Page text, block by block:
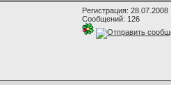
Регистрация: 28.07.2008
Сообщений: 126